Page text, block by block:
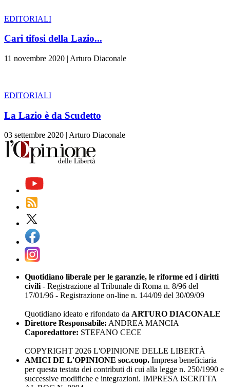
EDITORIALI
Cari tifosi della Lazio...
11 novembre 2020 | Arturo Diaconale
EDITORIALI
La Lazio è da Scudetto
03 settembre 2020 | Arturo Diaconale
Quotidiano liberale per le garanzie, le riforme ed i diritti
civili- Registrazione al Tribunale di Roma n. 8/96 del
17/01/96 - Registrazione on-line n. 144/09 del 30/09/09
Quotidiano ideato e rifondato da ARTURO DIACONALE
Direttore Responsabile: ANDREA MANCIA
Caporedattore: STEFANO CECE
COPYRIGHT 2026 L'OPINIONE DELLE LIBERTÀ
AMICI DE L'OPINIONE soc.coop. Impresa beneficiaria
per questa testata dei contributi di cui alla legge n. 250/1990 e
successive modifiche e integrazioni. IMPRESA ISCRITTA